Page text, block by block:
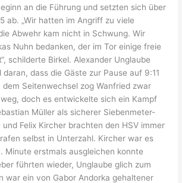
an die Führung und setzten sich über
ab. „Wir hatten im Angriff zu viele
Abwehr kam nicht in Schwung. Wir
Nuhn bedanken, der im Tor einige freie
schilderte Birkel. Alexander Unglaube
dass die Gäste zur Pause auf 9:11
dem Seitenwechsel zog Wanfried zwar
doch es entwickelte sich ein Kampf
Müller als sicherer Siebenmeter-
Felix Kircher brachten den HSV immer
selbst in Unterzahl. Kircher war es
Minute erstmals ausgleichen konnte
führten wieder, Unglaube glich zum
war ein von Gabor Andorka gehaltener